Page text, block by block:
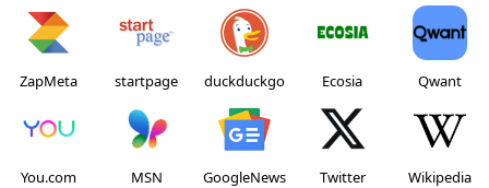
ZapMeta startpage duckduckgo Ecosia Qwant
You.com MSN GoogleNews Twitter Wikipedia